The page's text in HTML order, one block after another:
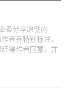
者分享原创内
者有特别标注，
得作者同意，并